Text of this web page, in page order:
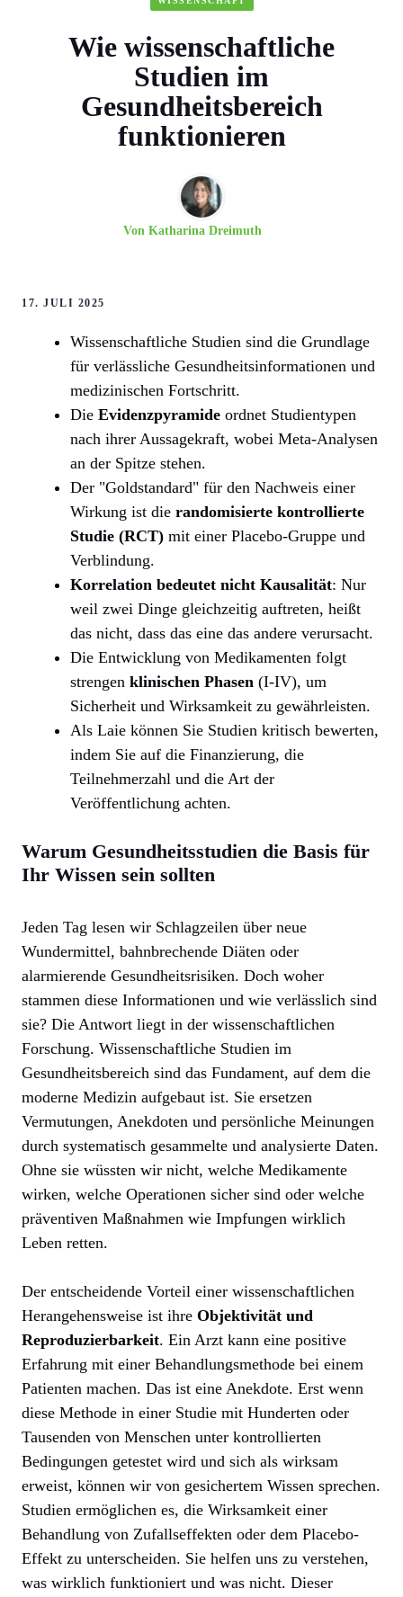
Wie wissenschaftliche
Studien im
Gesundheitsbereich
funktionieren
Von Katharina Dreimuth
17. JULI 2025
Wissenschaftliche Studien sind die Grundlage
für verlässliche Gesundheitsinformationen und
medizinischen Fortschritt.
Die Evidenzpyramide ordnet Studientypen
nach ihrer Aussagekraft, wobei Meta-Analysen
an der Spitze stehen.
Der "Goldstandard" für den Nachweis einer
Wirkung ist die randomisierte kontrollierte
Studie (RCT) mit einer Placebo-Gruppe und
Verblindung.
Korrelation bedeutet nicht Kausalität: Nur
weil zwei Dinge gleichzeitig auftreten, heißt
das nicht, dass das eine das andere verursacht.
Die Entwicklung von Medikamenten folgt
strengen klinischen Phasen (I-IV), um
Sicherheit und Wirksamkeit zu gewährleisten.
Als Laie können Sie Studien kritisch bewerten,
indem Sie auf die Finanzierung, die
Teilnehmerzahl und die Art der
Veröffentlichung achten.
Warum Gesundheitsstudien die Basis für
Ihr Wissen sein sollten
Jeden Tag lesen wir Schlagzeilen über neue
Wundermittel, bahnbrechende Diäten oder
alarmierende Gesundheitsrisiken. Doch woher
stammen diese Informationen und wie verlässlich sind
sie? Die Antwort liegt in der wissenschaftlichen
Forschung. Wissenschaftliche Studien im
Gesundheitsbereich sind das Fundament, auf dem die
moderne Medizin aufgebaut ist. Sie ersetzen
Vermutungen, Anekdoten und persönliche Meinungen
durch systematisch gesammelte und analysierte Daten.
Ohne sie wüssten wir nicht, welche Medikamente
wirken, welche Operationen sicher sind oder welche
präventiven Maßnahmen wie Impfungen wirklich
Leben retten.
Der entscheidende Vorteil einer wissenschaftlichen
Herangehensweise ist ihre Objektivität und
Reproduzierbarkeit. Ein Arzt kann eine positive
Erfahrung mit einer Behandlungsmethode bei einem
Patienten machen. Das ist eine Anekdote. Erst wenn
diese Methode in einer Studie mit Hunderten oder
Tausenden von Menschen unter kontrollierten
Bedingungen getestet wird und sich als wirksam
erweist, können wir von gesichertem Wissen sprechen.
Studien ermöglichen es, die Wirksamkeit einer
Behandlung von Zufallseffekten oder dem Placebo-
Effekt zu unterscheiden. Sie helfen uns zu verstehen,
was wirklich funktioniert und was nicht. Dieser